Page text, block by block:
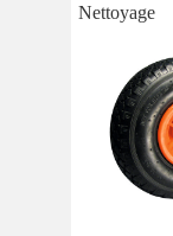
Nettoyage